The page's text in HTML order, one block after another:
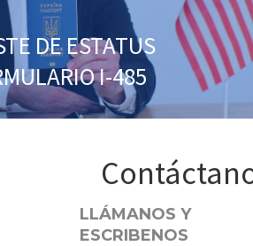
DE ESTATUS
I-485
LLÁMANOS Y
ESCRIBENOS